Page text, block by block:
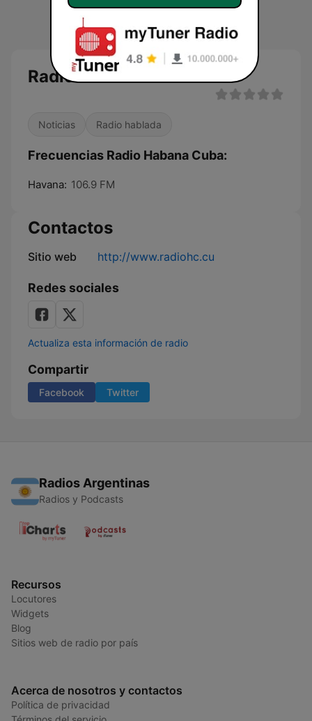
Radio Habana Cuba
Noticias Radio hablada
Frecuencias Radio Habana Cuba:
Havana: 106.9 FM
Contactos
Sitio web http://www.radiohc.cu
Redes sociales
Actualiza esta información de radio
Compartir
Facebook Twitter
Radios Argentinas
Radios y Podcasts
Recursos
Locutores
Widgets
Blog
Sitios web de radio por país
Acerca de nosotros y contactos
Política de privacidad